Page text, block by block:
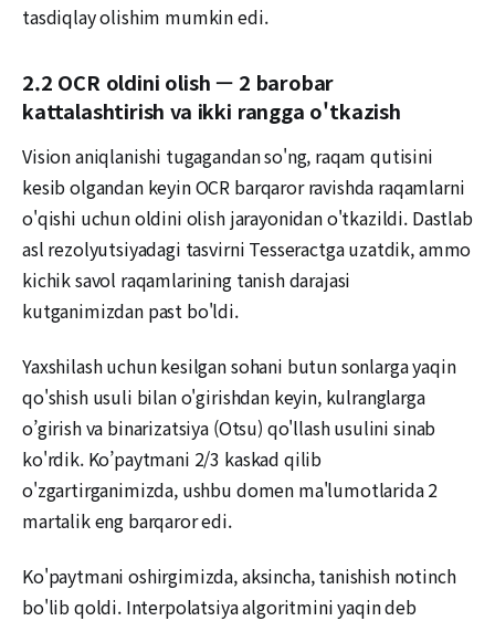
tasdiqlay olishim mumkin edi.
2.2 OCR oldini olish — 2 barobar
kattalashtirish va ikki rangga o'tkazish
Vision aniqlanishi tugagandan so'ng, raqam qutisini
kesib olgandan keyin OCR barqaror ravishda raqamlarni
o'qishi uchun oldini olish jarayonidan o'tkazildi. Dastlab
asl rezolyutsiyadagi tasvirni Tesseractga uzatdik, ammo
kichik savol raqamlarining tanish darajasi
kutganimizdan past bo'ldi.
Yaxshilash uchun kesilgan sohani butun sonlarga yaqin
qo'shish usuli bilan o'girishdan keyin, kulranglarga
o’girish va binarizatsiya (Otsu) qo'llash usulini sinab
ko'rdik. Ko’paytmani 2/3 kaskad qilib
o'zgartirganimizda, ushbu domen ma'lumotlarida 2
martalik eng barqaror edi.
Ko'paytmani oshirgimizda, aksincha, tanishish notinch
bo'lib qoldi. Interpolatsiya algoritmini yaqin deb